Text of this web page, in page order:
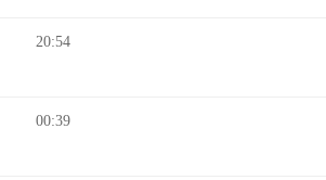
20:54
00:39